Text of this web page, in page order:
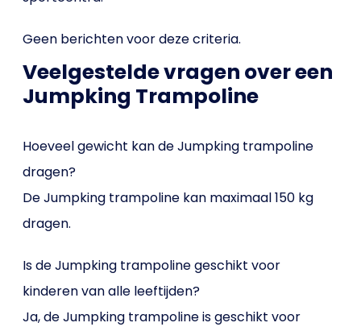
Geen berichten voor deze criteria.
Veelgestelde vragen over een
Jumpking Trampoline
Hoeveel gewicht kan de Jumpking trampoline
dragen?
De Jumpking trampoline kan maximaal 150 kg
dragen.
Is de Jumpking trampoline geschikt voor
kinderen van alle leeftijden?
Ja, de Jumpking trampoline is geschikt voor